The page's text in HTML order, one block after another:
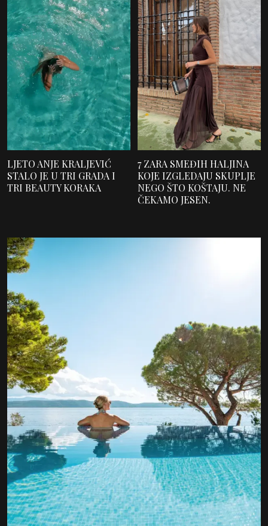
LJETO ANJE KRALJEVIĆ
STALO JE U TRI GRADA I
TRI BEAUTY KORAKA
7 ZARA SMEĐIH HALJINA
KOJE IZGLEDAJU SKUPLJE
NEGO ŠTO KOŠTAJU. NE
ČEKAMO JESEN.